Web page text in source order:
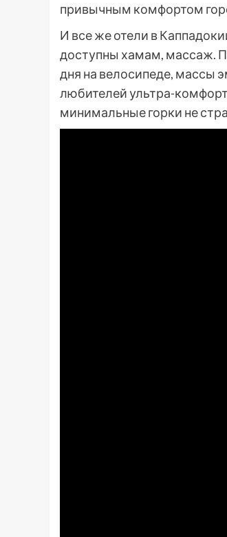
привычным комфортом
И все же отели в
доступны хамам, массаж.
дня на велосипеде, массы
любителей ультра-
минимальные горки не